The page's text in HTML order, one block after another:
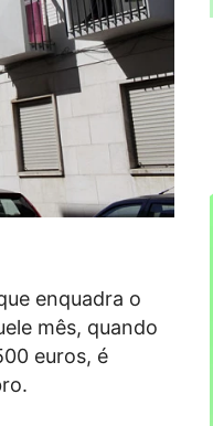
enquadra o
mês, quando
euros, é